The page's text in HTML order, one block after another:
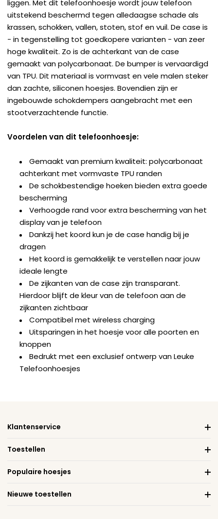
liggen. Met dit telefoonhoesje wordt jouw telefoon
uitstekend beschermd tegen alledaagse schade als
krassen, schokken, vallen, stoten, stof en vuil. De case is
- in tegenstelling tot goedkopere varianten - van zeer
hoge kwaliteit. Zo is de achterkant van de case
gemaakt van polycarbonaat. De bumper is vervaardigd
van TPU. Dit materiaal is vormvast en vele malen steker
dan zachte, siliconen hoesjes. Bovendien zijn er
ingebouwde schokdempers aangebracht met een
stootverzachtende functie.
Voordelen van dit telefoonhoesje:
Gemaakt van premium kwaliteit: polycarbonaat
achterkant met vormvaste TPU randen
De schokbestendige hoeken bieden extra goede
bescherming
Verhoogde rand voor extra bescherming van het
display van je telefoon
Dankzij het koord kun je de case handig bij je
dragen
Het koord is gemakkelijk te verstellen naar jouw
ideale lengte
De zijkanten van de case zijn transparant.
Hierdoor blijft de kleur van de telefoon aan de
zijkanten zichtbaar
Compatibel met wireless charging
Uitsparingen in het hoesje voor alle poorten en
knoppen
Bedrukt met een exclusief ontwerp van Leuke
Telefoonhoesjes
Klantenservice
Toestellen
Populaire hoesjes
Nieuwe toestellen